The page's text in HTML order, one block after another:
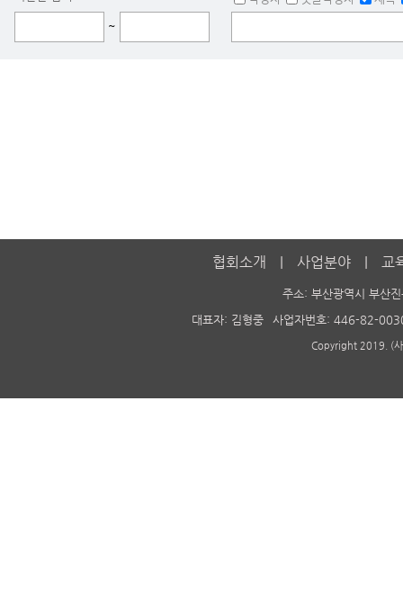
~
협회소개 사업분야 교
주소: 부산광역시 부산
대표자: 김형중
사업자번호: 446-82-
Copyright 2019. (사